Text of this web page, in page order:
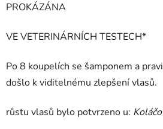
PROKÁZÁNA
VE VETERINÁRNÍCH TESTECH*
Po 8 koupelích se šamponem a
došlo k viditelnému zlepšení vlasů.
růstu vlasů bylo potvrzeno u: